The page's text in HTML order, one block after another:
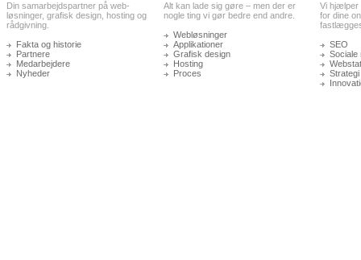
Din samarbejdspartner på web-
løsninger, grafisk design, hosting og
rådgivning.
Fakta og historie
Partnere
Medarbejdere
Nyheder
Alt kan lade sig gøre – men der er
nogle ting vi gør bedre end andre.
Webløsninger
Applikationer
Grafisk design
Hosting
Proces
Vi hjælper
for dine
SEO
Sociale
Strategi